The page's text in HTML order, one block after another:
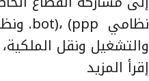
والتشغيل ونقل
إقرأ المزيد